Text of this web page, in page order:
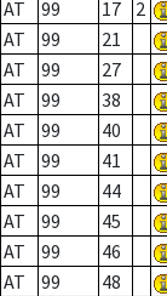
AT
99 17 2
AT
99 21
AT
99 27
AT
99 38
AT
99 40
AT
99 41
AT
99 44
AT
99 45
AT
99 46
AT
99 48